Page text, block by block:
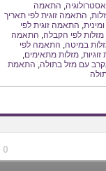
, התאמה
, התאמה זוגית לפי תאריך
, התאמה זוגית לפי
לפי הקבלה, התאמה
במיטה, התאמה לפי
, מזלות מתאימים,
עם מזל בתולה, התאמת
0